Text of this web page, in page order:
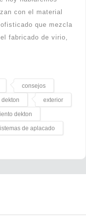
con el material
que mezcla
fabricado de virio,
consejos
exterior
dekton
de aplacado